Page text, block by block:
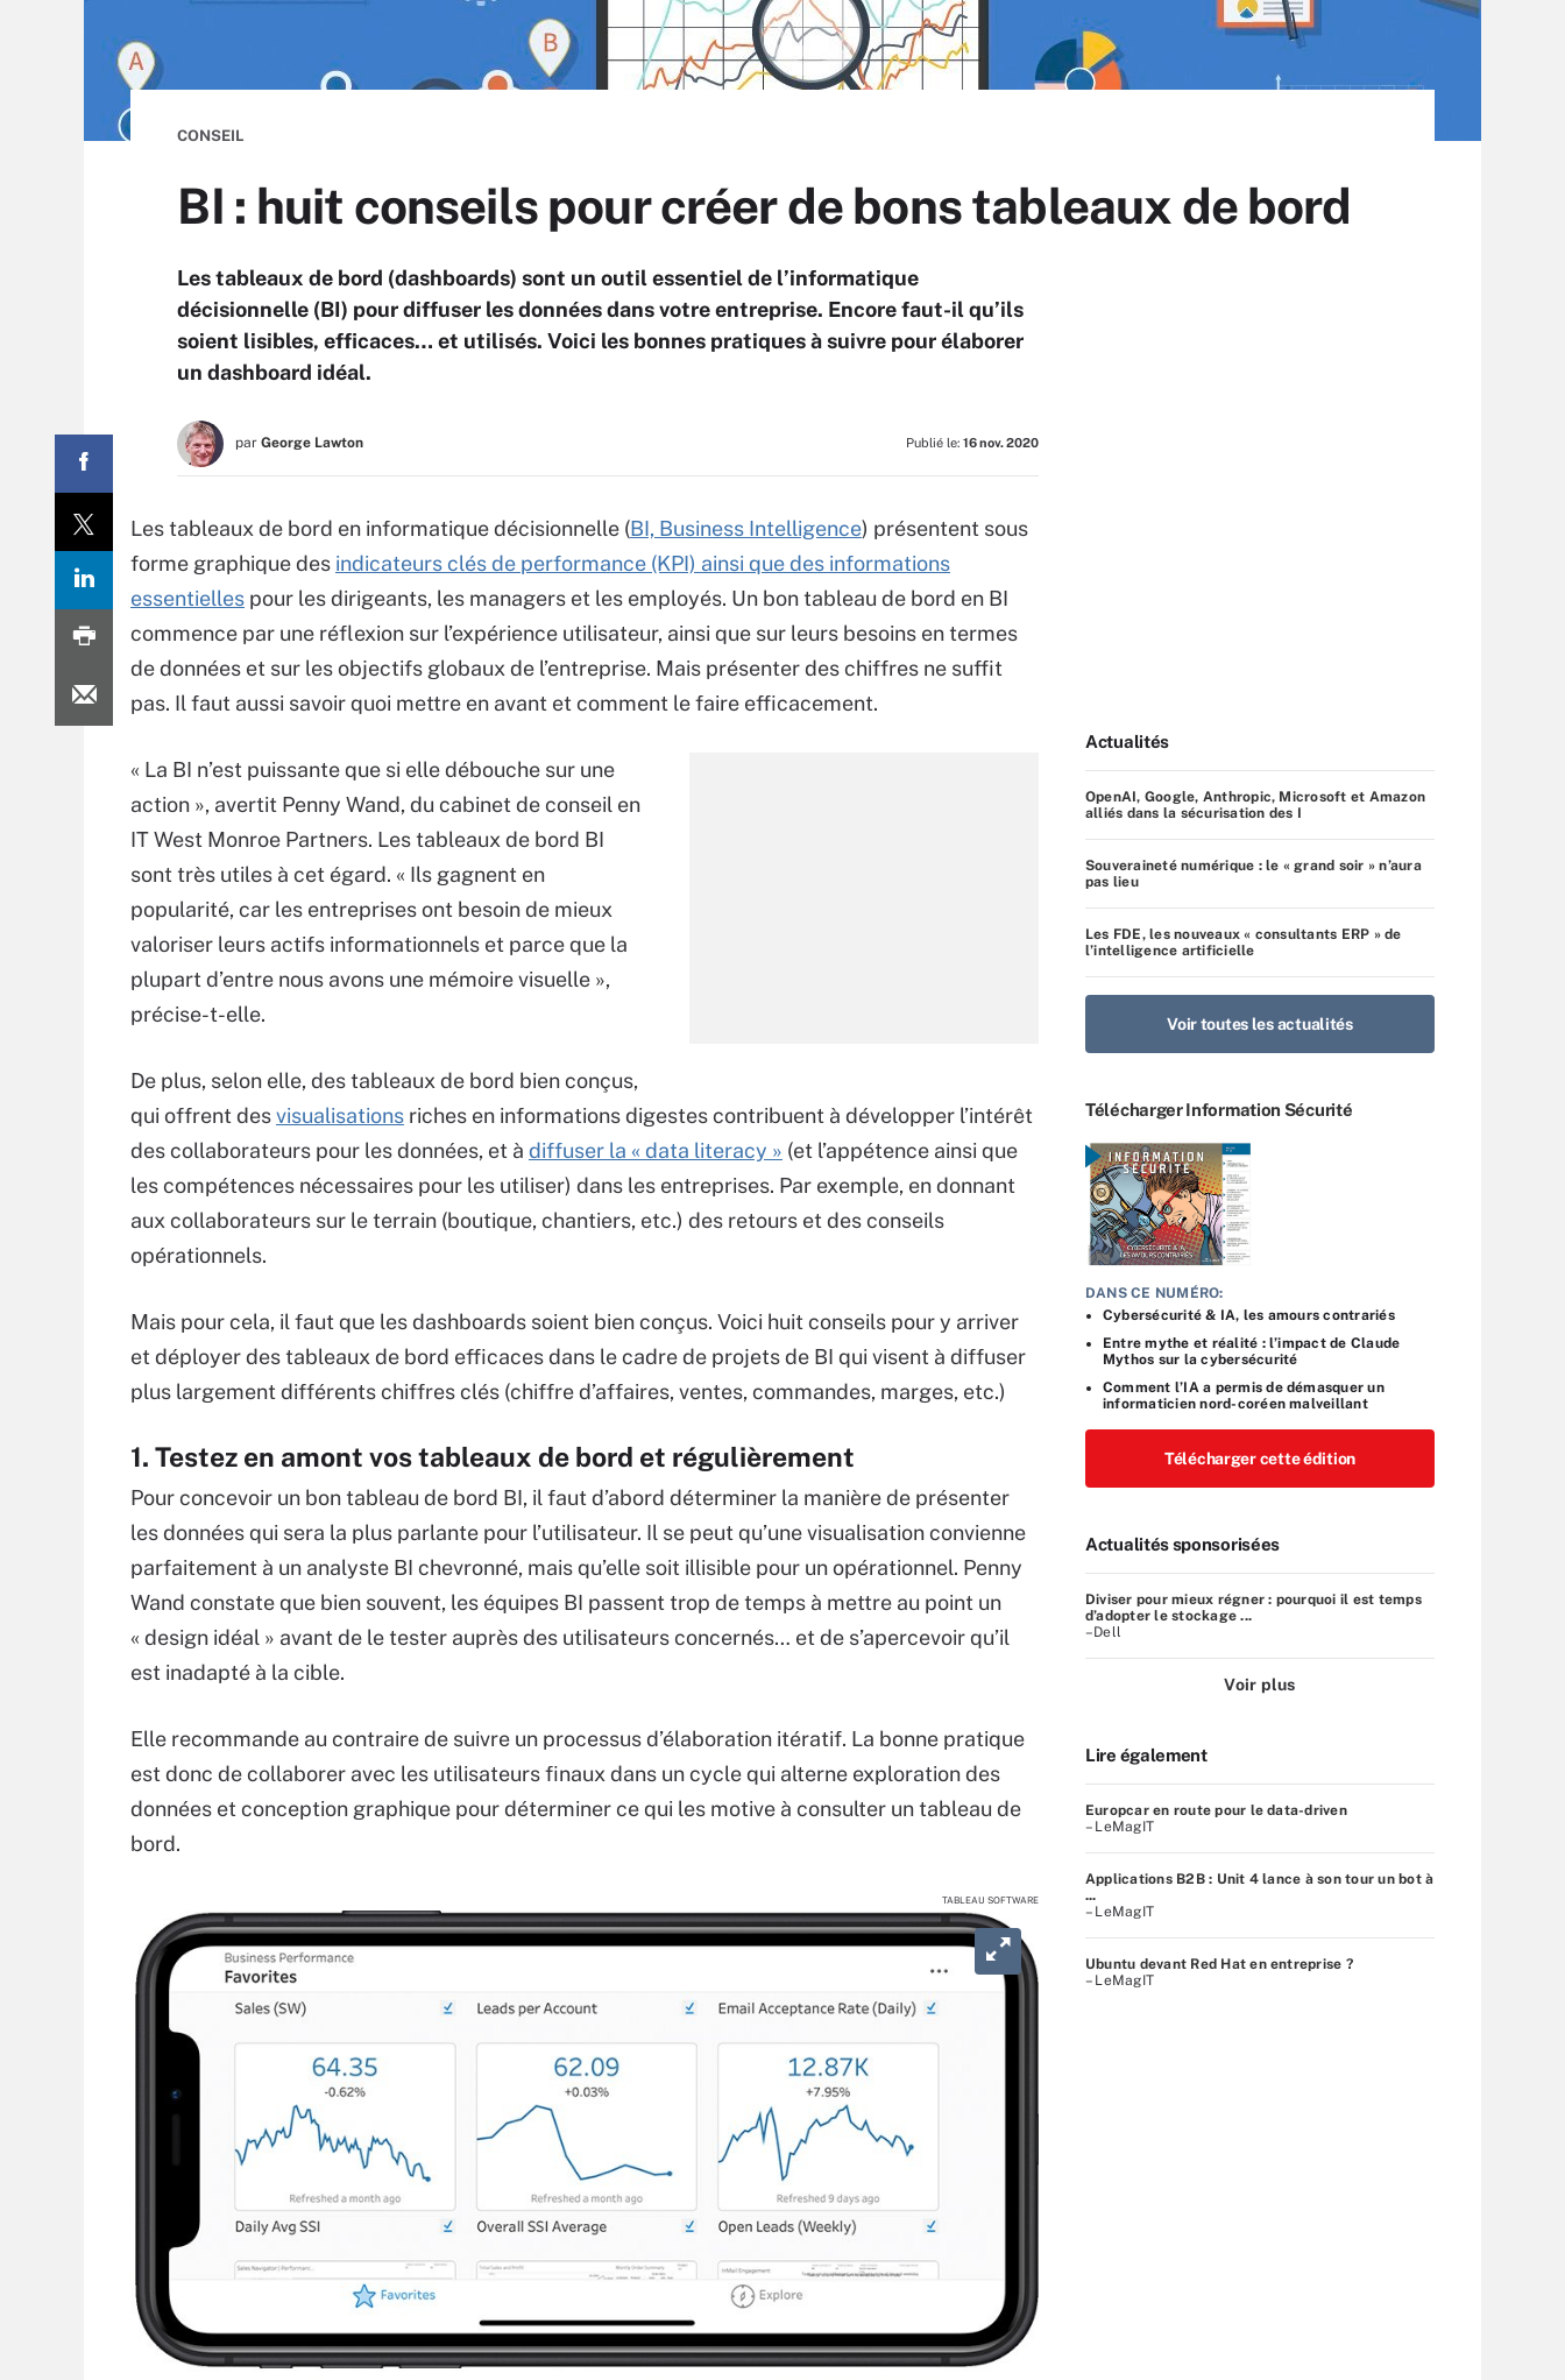
CONSEIL
BI : huit conseils pour créer de bons tableaux de bord
Les tableaux de bord (dashboards) sont un outil essentiel de l’informatique
décisionnelle (BI) pour diffuser les données dans votre entreprise. Encore faut-il qu’ils
soient lisibles, efficaces… et utilisés. Voici les bonnes pratiques à suivre pour élaborer
un dashboard idéal.
par George Lawton Publié le: 16 nov. 2020
Les tableaux de bord en informatique décisionnelle (BI, Business Intelligence) présentent sous
forme graphiquedes indicateurs clés de performance (KPI) ainsi que des informations
essentielles pour les dirigeants, les managers et les employés. Un bon tableau de bord en BI
commence par une réflexion sur l’expérience utilisateur, ainsi que sur leurs besoins en termes
de données et sur les objectifs globaux de l’entreprise. Mais présenter des chiffres ne suffit
pas. Il faut aussi savoir quoi mettre en avant et comment le faire efficacement.
« La BI n’est puissante que si elle débouche sur une
action », avertit Penny Wand, du cabinet de conseil en
IT West Monroe Partners. Les tableaux de bord BI
sont très utiles à cet égard. « Ils gagnent en
popularité, car les entreprises ont besoin de mieux
valoriser leurs actifs informationnels et parce que la
plupart d’entre nous avons une mémoire visuelle »,
précise-t-elle.
De plus, selon elle, des tableaux de bord bien conçus,
qui offrent desvisualisations riches en informations digestes contribuent à développer l’intérêt
des collaborateurs pour les données, et à diffuser la « data literacy » (et l’appétence ainsi que
les compétences nécessaires pour les utiliser) dans les entreprises. Par exemple, en donnant
aux collaborateurs sur le terrain (boutique, chantiers, etc.) des retours et des conseils
opérationnels.
Mais pour cela, il faut que les dashboards soient bien conçus. Voici huit conseils pour y arriver
et déployer des tableaux de bord efficaces dans le cadre de projets de BI qui visent à diffuser
plus largement différents chiffres clés (chiffre d’affaires, ventes, commandes, marges, etc.)
1. Testez en amont vos tableaux de bord et régulièrement
Pour concevoir un bon tableau de bord BI, il faut d’abord déterminer la manière de présenter
les données qui sera la plus parlante pour l’utilisateur. Il se peut qu’une visualisation convienne
parfaitement à un analyste BI chevronné, mais qu’elle soit illisible pour un opérationnel. Penny
Wand constate que bien souvent, les équipes BI passent trop de temps à mettre au point un
« design idéal » avant de le tester auprès des utilisateurs concernés… et de s’apercevoir qu’il
est inadapté à la cible.
Elle recommande au contraire de suivre un processus d’élaboration itératif. La bonne pratique
est donc de collaborer avec les utilisateurs finaux dans un cycle qui alterne exploration des
données et conception graphique pour déterminer ce qui les motive à consulter un tableau de
bord.
TABLEAU SOFTWARE
Actualités
OpenAI, Google, Anthropic, Microsoft et Amazon
alliés dans la sécurisation des I
Souveraineté numérique : le « grand soir » n’aura
pas lieu
Les FDE, les nouveaux « consultants ERP » de
l’intelligence artificielle
Voir toutes les actualités
Télécharger Information Sécurité
DANS CE NUMÉRO:
Cybersécurité & IA, les amours contrariés
Entre mythe et réalité : l’impact de Claude
Mythos sur la cybersécurité
Comment l’IA a permis de démasquer un
informaticien nord-coréen malveillant
Télécharger cette édition
Actualités sponsorisées
Diviser pour mieux régner : pourquoi il est temps
d’adopter le stockage ...
–Dell
Voir plus
Lire également
Europcar en route pour le data-driven
– LeMagIT
Applications B2B : Unit 4 lance à son tour un bot à
...
– LeMagIT
Ubuntu devant Red Hat en entreprise ?
– LeMagIT